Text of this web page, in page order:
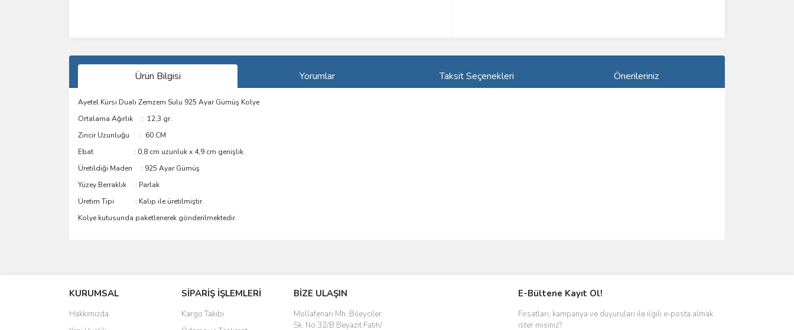
Ürün Bilgisi Yorumlar Taksit Seçenekleri Önerileriniz
Ayetel Kürsi Dualı Zemzem Sulu 925 Ayar Gümüş Kolye
Ortalama Ağırlık : 12,3 gr.
Zincir Uzunluğu : 60 CM
Ebat : 0,8 cm uzunluk x 4,9 cm genişlik
Üretildiği Maden : 925 Ayar Gümüş
Yüzey Berraklık : Parlak
Üretim Tipi : Kalıp ile üretilmiştir.
Kolye kutusunda paketlenerek gönderilmektedir.
Ürün resmi kalitesiz, bozuk veya görüntülenemiyor.
Ürün açıklamasında eksik bilgiler bulunuyor.
Ürün bilgilerinde hatalar bulunuyor.
KURUMSAL
Hakkımızda
SİPARİŞ İŞLEMLERİ
Kargo Takibi
BİZE ULAŞIN
Mollafenari Mh. Bileyciler
Sk. No:32/B Beyazıt Fatih/
E-Bültene Kayıt Ol!
Fırsatları, kampanya ve duyuruları ile ilgili e-posta almak
ister misiniz?